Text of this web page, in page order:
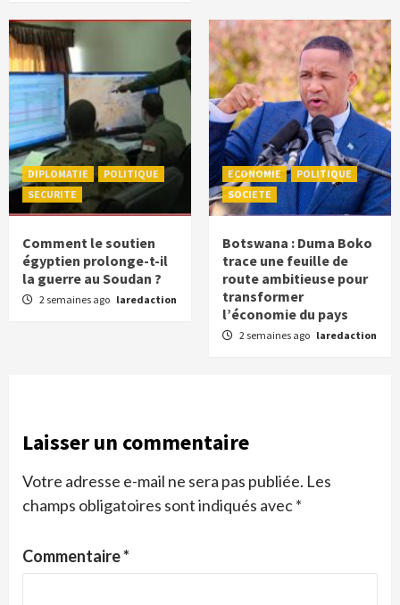
DIPLOMATIE
POLITIQUE
SECURITE
Comment le soutien
égyptien prolonge-t-il
la guerre au Soudan ?
2 semaines ago laredaction
ECONOMIE
POLITIQUE
SOCIETE
Botswana : Duma Boko
trace une feuille de
route ambitieuse pour
transformer
l’économie du pays
2 semaines ago laredaction
Laisser un commentaire
Votre adresse e-mail ne sera pas publiée. Les
champs obligatoires sont indiqués avec*
Commentaire*